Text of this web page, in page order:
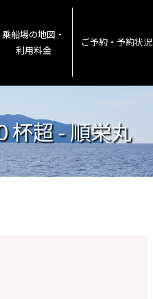
乗船場の地図・
利用料金
ご予約・予約状況
杯超 - 順栄丸